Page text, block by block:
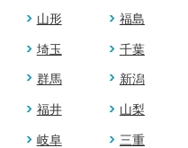
山形 福島
埼玉 千葉
群馬 新潟
福井 山梨
岐阜 三重